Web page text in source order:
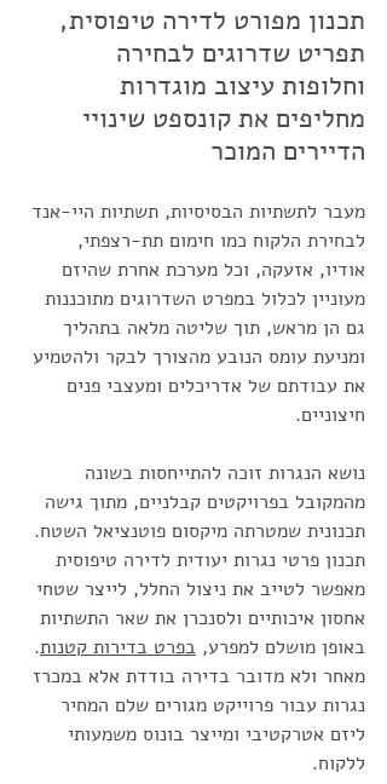
תכנון מפורט לדירה טיפוסית,
תפריט שדרוגים לבחירה
וחלופות עיצוב מוגדרות
מחליפים את קונספט שינויי
הדיירים המוכר
מעבר לתשתיות הבסיסיות, תשתיות היי-אנד
לבחירת הלקוח כמו חימום תת-רצפתי,
אודיו, אזעקה, וכל מערכת אחרת שהיזם
מעוניין לכלול במפרט השדרוגים מתוכננות
גם הן מראש, תוך שליטה מלאה בתהליך
ומניעת עומס הנובע מהצורך לבקר ולהטמיע
את עבודתם של אדריכלים ומעצבי פנים
חיצוניים.
נושא הנגרות זוכה להתייחסות בשונה
מהמקובל בפרויקטים קבלניים, מתוך גישה
תכנונית שמטרתה מיקסום פוטנציאל השטח.
תכנון פרטי נגרות יעודית לדירה טיפוסית
מאפשר לטייב את ניצול החלל, לייצר שטחי
אחסון איכותיים ולסנכרן את שאר התשתיות
באופן מושלם למפרע, בפרט בדירות קטנות.
מאחר ולא מדובר בדירה בודדת אלא במכרז
נגרות עבור פרוייקט מגורים שלם המחיר
ליזם אטרקטיבי ומייצר בונוס משמעותי
ללקוח.